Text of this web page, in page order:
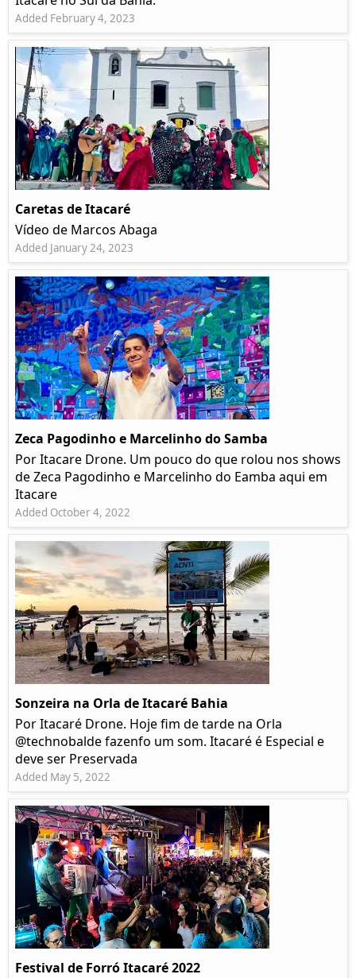
Added February 4, 2023
Caretas de Itacaré
Vídeo de Marcos Abaga
Added January 24, 2023
Zeca Pagodinho e Marcelinho do Samba
Por Itacare Drone. Um pouco do que rolou nos shows
de Zeca Pagodinho e Marcelinho do Eamba aqui em
Itacare
Added October 4, 2022
Sonzeira na Orla de Itacaré Bahia
Por Itacaré Drone. Hoje fim de tarde na Orla
@technobalde fazenfo um som. Itacaré é Especial e
deve ser Preservada
Added May 5, 2022
Festival de Forró Itacaré 2022